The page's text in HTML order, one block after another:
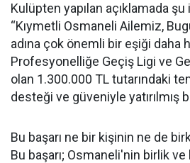
Kulüpten yapılan açıklamada
“Kıymetli Osmaneli Ailemiz,
adına çok önemli bir eşiği daha
Profesyonelliğe Geçiş Ligi ve
olan 1.300.000 TL tutarındaki
desteği ve güveniyle yatırılmış
Bu başarı ne bir kişinin ne de
Bu başarı; Osmaneli'nin birlik ve